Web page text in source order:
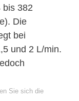
bis 382
Die
bei
und 2 L/min.
Sie sich die